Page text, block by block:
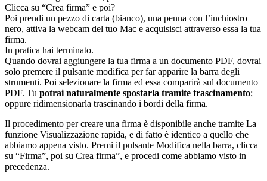
Clicca su “Crea firma” e poi?
Poi prendi un pezzo di carta (bianco), una penna con l’inchiostro
nero, attiva la webcam del tuo Mac e acquisisci attraverso essa la tua
firma.
In pratica hai terminato.
Quando dovrai aggiungere la tua firma a un documento PDF, dovrai
solo premere il pulsante modifica per far apparire la barra degli
strumenti. Poi selezionare la firma ed essa comparirà sul documento
PDF. Tu potrai naturalmente spostarla tramite trascinamento;
oppure ridimensionarla trascinando i bordi della firma.
Il procedimento per creare una firma è disponibile anche tramite La
funzione Visualizzazione rapida, e di fatto è identico a quello che
abbiamo appena visto. Premi il pulsante Modifica nella barra, clicca
su “Firma”, poi su Crea firma”, e procedi come abbiamo visto in
precedenza.